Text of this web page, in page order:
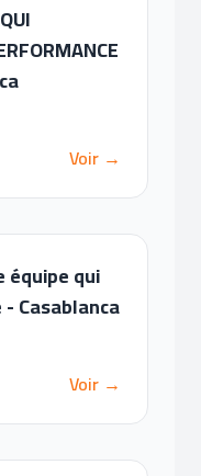
Voir →
équipe qui
Casablanca
Voir →